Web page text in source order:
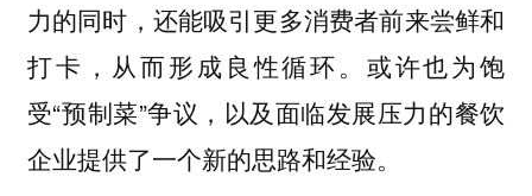
力的同时，还能吸引更多消费者前来尝鲜和
打卡，从而形成良性循环。或许也为饱
受“预制菜”争议，以及面临发展压力的餐饮
企业提供了一个新的思路和经验。